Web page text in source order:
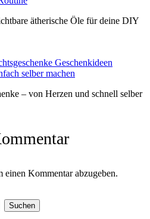
ätherische Öle für deine DIY
– von Herzen und schnell selber
einen Kommentar abzugeben.
Suchen